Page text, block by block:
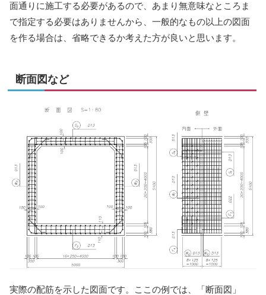
面通りに施工する必要があるので、あまり無意味なところま
で指定する必要はありませんから、一般的なもの以上の図面
を作る場合は、省略できるか考えた方が良いと思います。
断面図など
実際の配筋を示した図面です。ここの例では、「断面図」